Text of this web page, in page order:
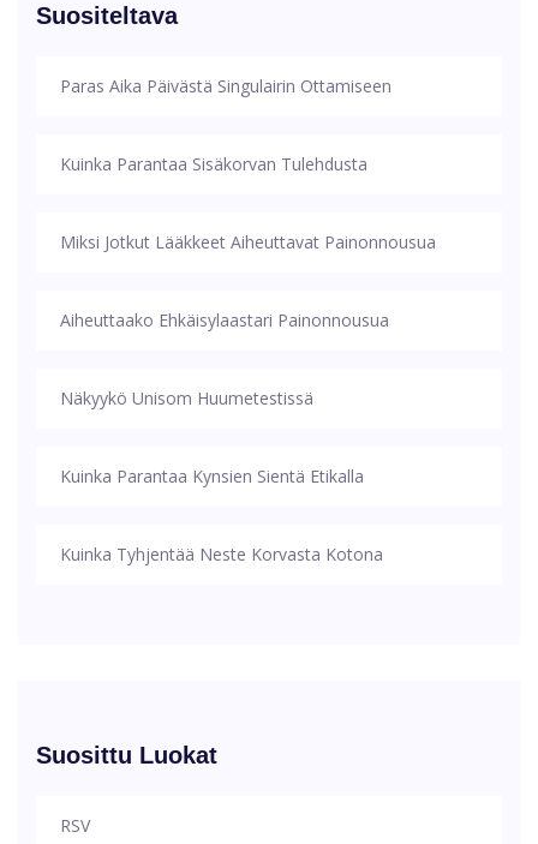
Suositeltava
Paras Aika Päivästä Singulairin Ottamiseen
Kuinka Parantaa Sisäkorvan Tulehdusta
Miksi Jotkut Lääkkeet Aiheuttavat Painonnousua
Aiheuttaako Ehkäisylaastari Painonnousua
Näkyykö Unisom Huumetestissä
Kuinka Parantaa Kynsien Sientä Etikalla
Kuinka Tyhjentää Neste Korvasta Kotona
Suosittu Luokat
RSV